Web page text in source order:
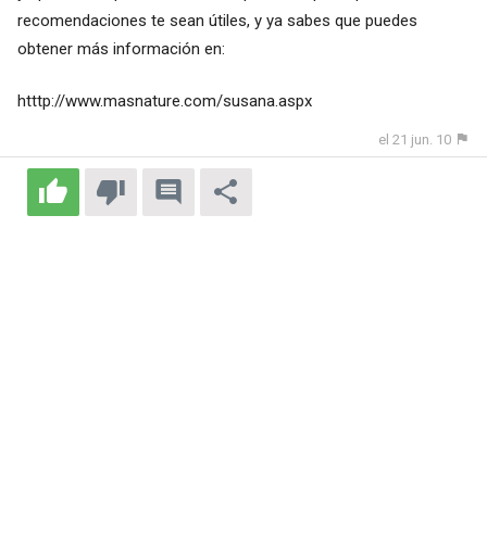
recomendaciones te sean útiles, y ya sabes que puedes
obtener más información en:
htttp://www.masnature.com/susana.aspx
el 21 jun. 10